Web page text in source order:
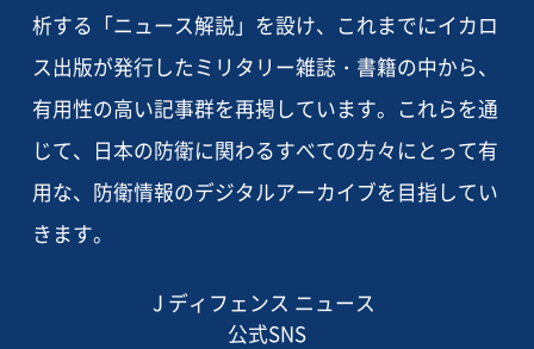
析する「ニュース解説」を設け、これまでにイカロ
ス出版が発行したミリタリー雑誌・書籍の中から、
有用性の高い記事群を再掲しています。これらを通
じて、日本の防衛に関わるすべての方々にとって有
用な、防衛情報のデジタルアーカイブを目指してい
きます。
J ディフェンス ニュース
公式SNS